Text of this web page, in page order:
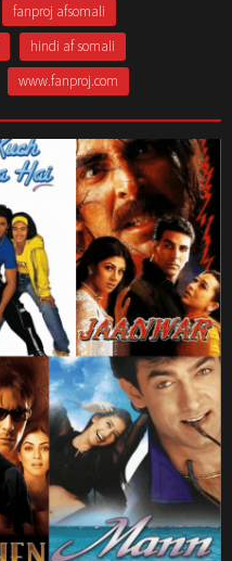
fanproj afsomali
hindi af somali
www.fanproj.com